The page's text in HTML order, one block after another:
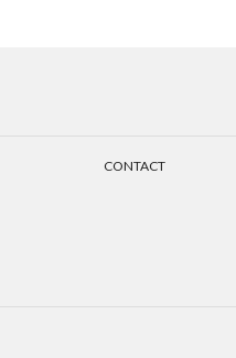
CONTACT